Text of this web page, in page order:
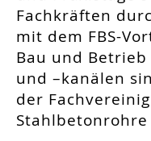
Fachkräften
mit dem FBS-
Bau und
und –kanälen
der
Stahlbetonrohre